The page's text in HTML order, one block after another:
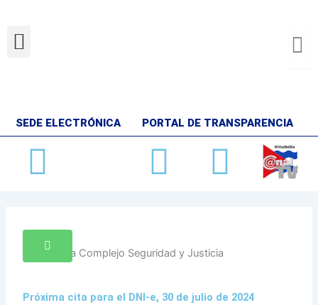
Menu
SEDE ELECTRÓNICA PORTAL DE TRANSPARENCIA
FacebookYoutube
Próxima cita para el DNI-e, 30 de julio de 2024